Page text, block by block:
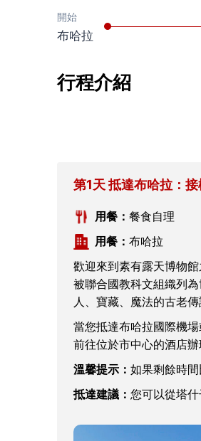
開始
布哈拉
行程介紹
第1天 抵達布哈拉：
用餐： 餐食自理
用餐： 布哈拉
歡迎來到素有露天博物
被聯合國教科文組織列
人、寶藏、魔法的古老
當您抵達布哈拉國際機
前往位於市中心的酒店
溫馨提示： 如果剩餘時
抵達建議： 您可以從塔